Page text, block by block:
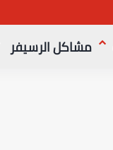
مشاكل الرسيفر